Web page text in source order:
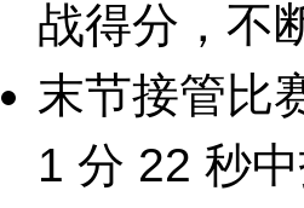
战得分，不
末节接管比
1 分 22 秒